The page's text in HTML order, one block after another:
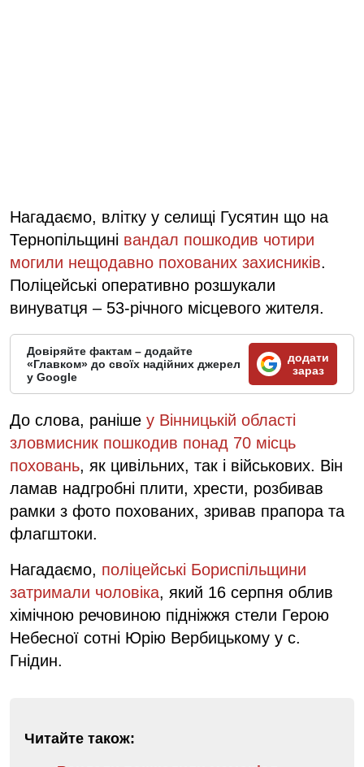
Нагадаємо, влітку у селищі Гусятин що на
Тернопільщині вандал пошкодив чотири
могили нещодавно похованих захисників.
Поліцейські оперативно розшукали
винуватця – 53-річного місцевого жителя.
Довіряйте фактам – додайте
«Главком» до своїх надійних джерел
у Google
додати
зараз
До слова, раніше у Вінницькій області
зловмисник пошкодив понад 70 місць
поховань, як цивільних, так і військових. Він
ламав надгробні плити, хрести, розбивав
рамки з фото похованих, зривав прапора та
флагштоки.
Нагадаємо, поліцейські Бориспільщини
затримали чоловіка, який 16 серпня облив
хімічною речовиною підніжжя стели Герою
Небесної сотні Юрію Вербицькому у с.
Гнідин.
Читайте також: